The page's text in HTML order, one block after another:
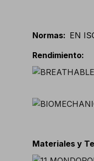
Normas: EN
Rendimiento:
Materiales y